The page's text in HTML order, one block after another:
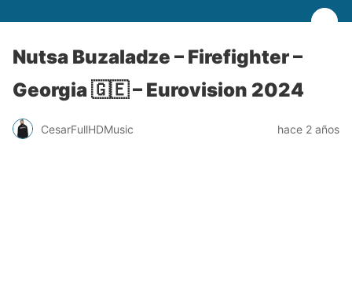
Nutsa Buzaladze – Firefighter –
Georgia 🇬🇪 – Eurovision 2024
CesarFullHDMusic hace 2 años